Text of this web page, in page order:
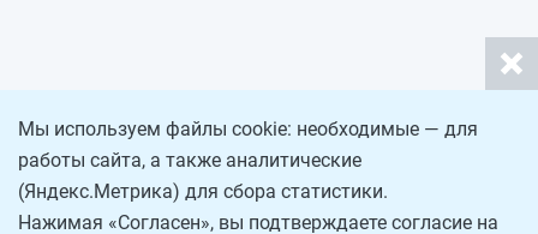
Мы используем файлы cookie: необходимые — для
работы сайта, а также аналитические
(Яндекс.Метрика) для сбора статистики.
Нажимая «Согласен», вы подтверждаете согласие на